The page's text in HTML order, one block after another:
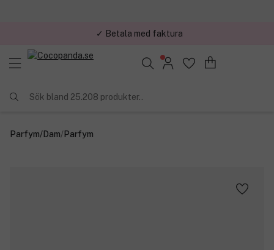
✓ Betala med faktura
Sök bland 25.208 produkter..
Parfym/Dam/Parfym